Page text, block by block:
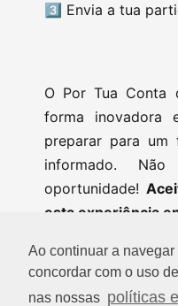
Ao continuar a navegar
concordar com o uso
nas nossas políticas
3️⃣ Envia a tua
O Por Tua Conta
forma inovadora
preparar para um
informado.
oportunidade!
esta experiência
📅O que estás